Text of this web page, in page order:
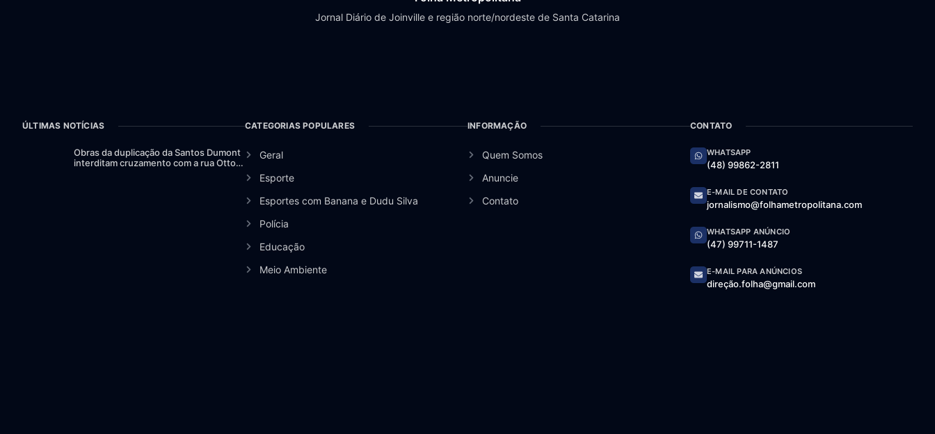
Jornal Diário de Joinville e região norte/nordeste de Santa Catarina
ÚLTIMAS NOTÍCIAS
Obras da duplicação da Santos Dumont
interditam cruzamento com a rua Otto
CATEGORIAS POPULARES
Geral
Esporte
Esportes com Banana e Dudu Silva
Polícia
Educação
Meio Ambiente
INFORMAÇÃO
Quem Somos
Anuncie
Contato
CONTATO
WHATSAPP
(48) 99862-2811
E-MAIL DE CONTATO
jornalismo@folhametropolitana.com
WHATSAPP ANÚNCIO
(47) 99711-1487
E-MAIL PARA ANÚNCIOS
direção.folha@gmail.com